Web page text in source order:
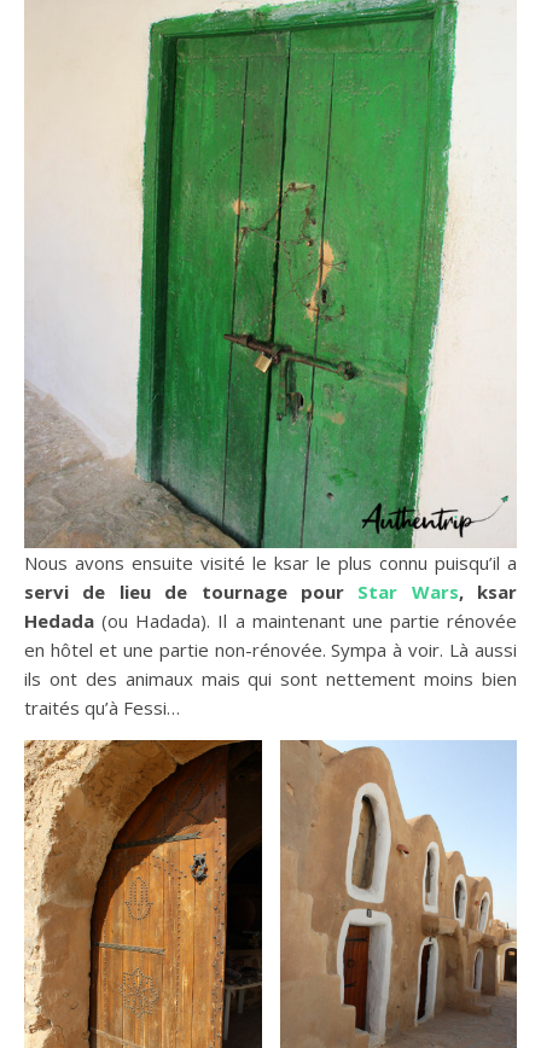
Nous avons ensuite visité le ksar le plus connu puisqu’il a
servi de lieu de tournage pour Star Wars, ksar
Hedada (ou Hadada). Il a maintenant une partie rénovée
en hôtel et une partie non-rénovée. Sympa à voir. Là aussi
ils ont des animaux mais qui sont nettement moins bien
traités qu’à Fessi…